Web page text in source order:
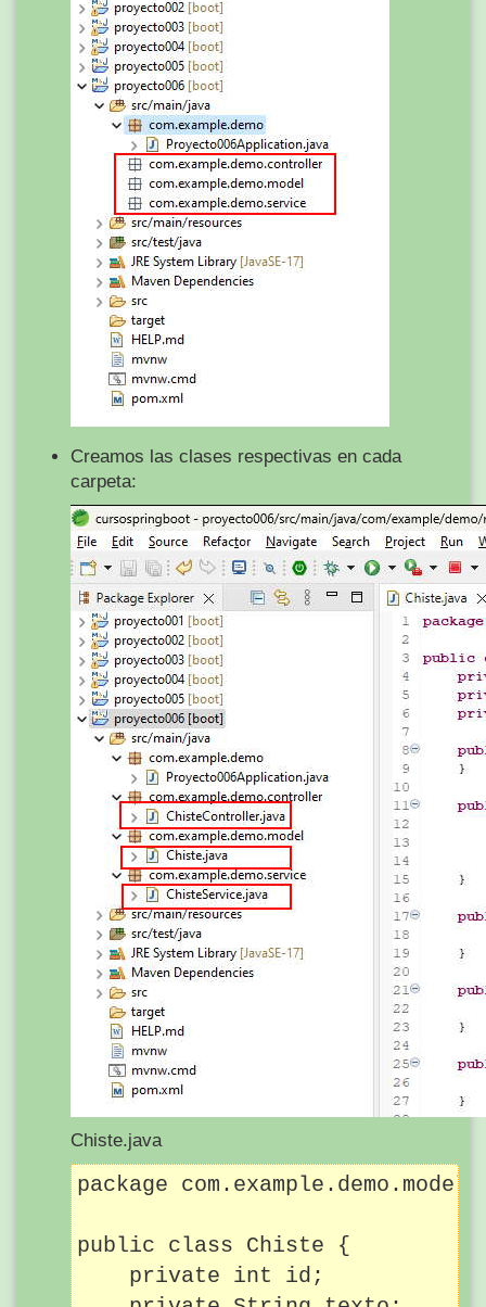
Creamos las clases respectivas en cada
carpeta:
Chiste.java
package com.example.demo.model;
public class Chiste {
    private int id;